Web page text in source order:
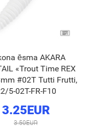
ēsma AKARA
«Trout Time REX
#02T Tutti Frutti,
5-02T-FR-F10
3.25EUR
3.50EUR